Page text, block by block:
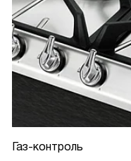
Газ-контроль